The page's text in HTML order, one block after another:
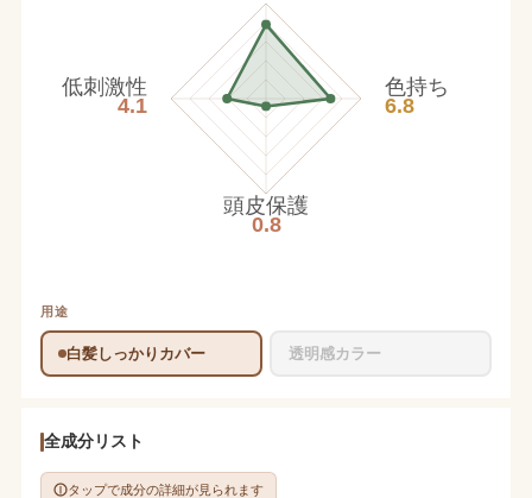
色持ち
6.8
頭皮保護
0.8
低刺激性
4.1
用途
白髪しっかりカバー 透明感カラー
全成分リスト
タップで成分の詳細が見られます